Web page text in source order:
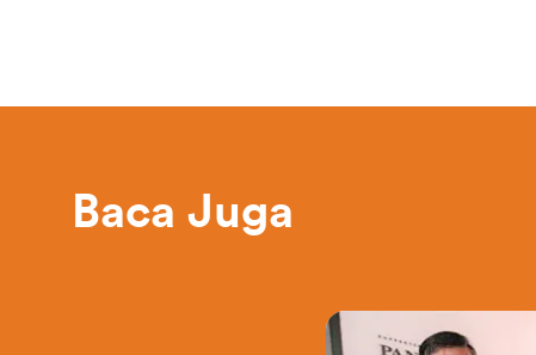
Baca Juga